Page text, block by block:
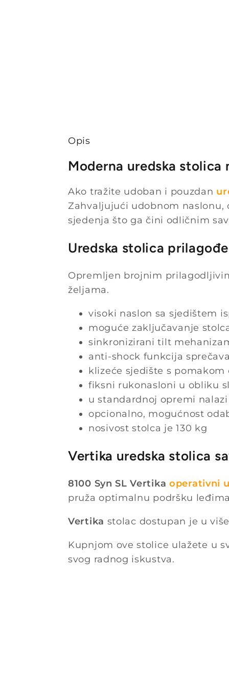
Opis
Moderna uredska
Ako tražite udoban i pouzdan
Zahvaljujući udobnom naslonu,
sjedenja što ga čini odličnim
Uredska stolica
Opremljen brojnim
željama.
visoki naslon sa sjedištem
moguće zaključavanje
sinkronizirani tilt
anti-shock funkcija
klizeće sjedište s pomakom
fiksni rukonasloni u obliku
u standardnoj opremi
opcionalno, mogućnost
nosivost stolca je 130 kg
Vertika uredska stolica
8100 Syn SL Vertika operativni
pruža optimalnu podršku
Vertika stolac dostupan je u
Kupnjom ove stolice ulažete u
svog radnog iskustva.